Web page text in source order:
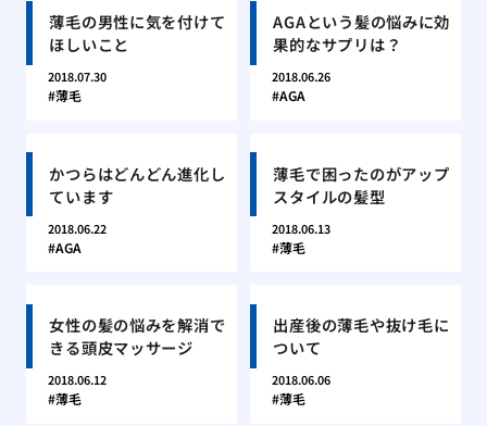
薄毛の男性に気を付けて
ほしいこと
2018.07.30
薄毛
AGAという髪の悩みに効
果的なサプリは？
2018.06.26
AGA
かつらはどんどん進化し
ています
2018.06.22
AGA
薄毛で困ったのがアップ
スタイルの髪型
2018.06.13
薄毛
女性の髪の悩みを解消で
きる頭皮マッサージ
2018.06.12
薄毛
出産後の薄毛や抜け毛に
ついて
2018.06.06
薄毛